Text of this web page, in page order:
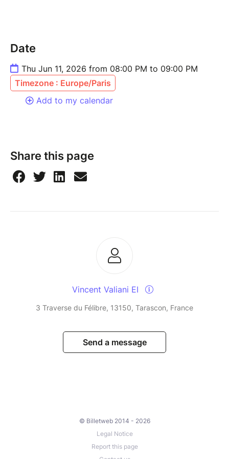
Date
Thu Jun 11, 2026 from 08:00 PM to 09:00 PM
Timezone : Europe/Paris
Add to my calendar
Share this page
Vincent Valiani EI
3 Traverse du Félibre, 13150, Tarascon, France
Send a message
© Billetweb 2014 - 2026
Legal Notice
Report this page